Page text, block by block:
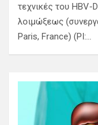
τεχνικές του HBV-
λοιμώξεως
Paris, France) (PI:…